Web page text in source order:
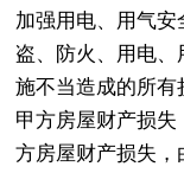
加强用电、用气
盗、防火、用电
施不当造成的所
甲方房屋财产损
方房屋财产损失